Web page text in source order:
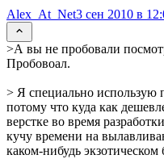
Alex_At_Net3 сен 2010 в
>А вы не пробовали
Пробовоал.
> Я специально использую
потому что куда как
верстке во время
кучу времени на
каком-нибудь экзотическом